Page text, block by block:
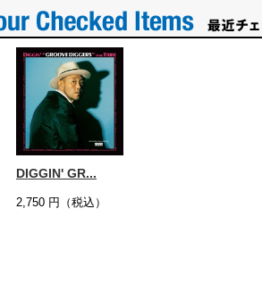
DIGGIN' GR...
2,750 円（税込）